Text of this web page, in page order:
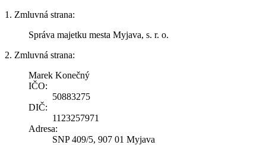
1. Zmluvná strana:
Správa majetku mesta Myjava, s. r. o.
2. Zmluvná strana:
Marek Konečný
IČO:
50883275
DIČ:
1123257971
Adresa:
SNP 409/5, 907 01 Myjava